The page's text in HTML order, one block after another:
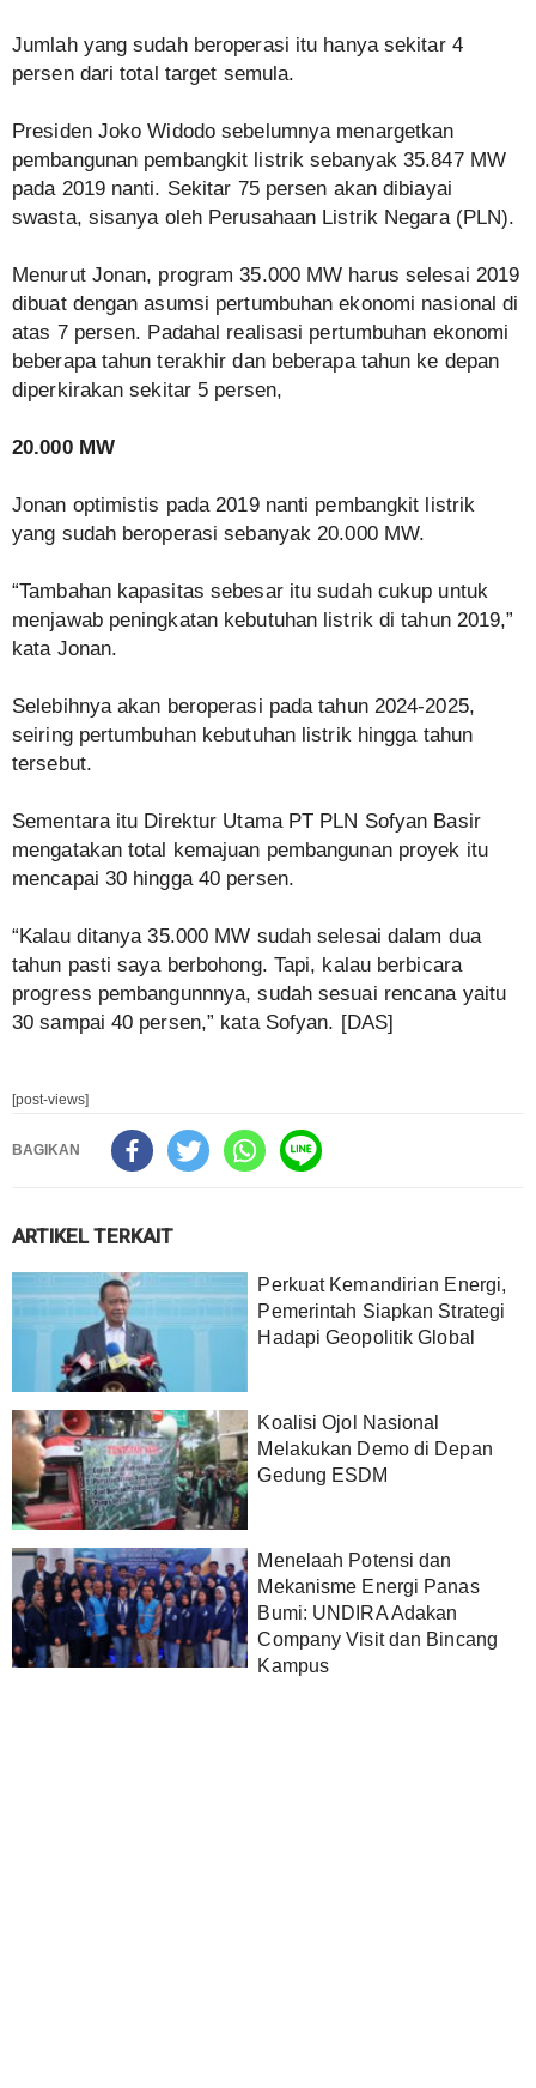
Jumlah yang sudah beroperasi itu hanya sekitar 4
persen dari total target semula.
Presiden Joko Widodo sebelumnya menargetkan
pembangunan pembangkit listrik sebanyak 35.847 MW
pada 2019 nanti. Sekitar 75 persen akan dibiayai
swasta, sisanya oleh Perusahaan Listrik Negara (PLN).
Menurut Jonan, program 35.000 MW harus selesai 2019
dibuat dengan asumsi pertumbuhan ekonomi nasional di
atas 7 persen. Padahal realisasi pertumbuhan ekonomi
beberapa tahun terakhir dan beberapa tahun ke depan
diperkirakan sekitar 5 persen,
20.000 MW
Jonan optimistis pada 2019 nanti pembangkit listrik
yang sudah beroperasi sebanyak 20.000 MW.
“Tambahan kapasitas sebesar itu sudah cukup untuk
menjawab peningkatan kebutuhan listrik di tahun 2019,”
kata Jonan.
Selebihnya akan beroperasi pada tahun 2024-2025,
seiring pertumbuhan kebutuhan listrik hingga tahun
tersebut.
Sementara itu Direktur Utama PT PLN Sofyan Basir
mengatakan total kemajuan pembangunan proyek itu
mencapai 30 hingga 40 persen.
“Kalau ditanya 35.000 MW sudah selesai dalam dua
tahun pasti saya berbohong. Tapi, kalau berbicara
progress pembangunnnya, sudah sesuai rencana yaitu
30 sampai 40 persen,” kata Sofyan. [DAS]
[post-views]
BAGIKAN
ARTIKEL TERKAIT
Perkuat Kemandirian Energi,
Pemerintah Siapkan Strategi
Hadapi Geopolitik Global
Koalisi Ojol Nasional
Melakukan Demo di Depan
Gedung ESDM
Menelaah Potensi dan
Mekanisme Energi Panas
Bumi: UNDIRA Adakan
Company Visit dan Bincang
Kampus